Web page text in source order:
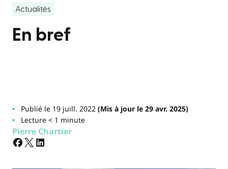
Actualités
En bref
Publié le 19 juill. 2022(Mis à jour le 29 avr. 2025)
Lecture < 1 minute
Pierre Chartier